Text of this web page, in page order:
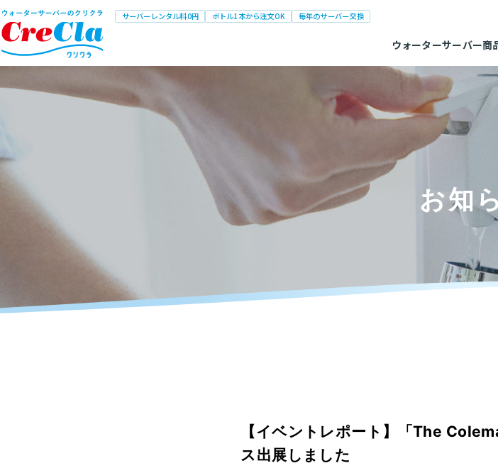
サーバーレンタル料0円 ボトル1本から注文OK 毎年のサーバー交換
ウォーターサーバー商
お知
【イベントレポート】「The
ス出展しました